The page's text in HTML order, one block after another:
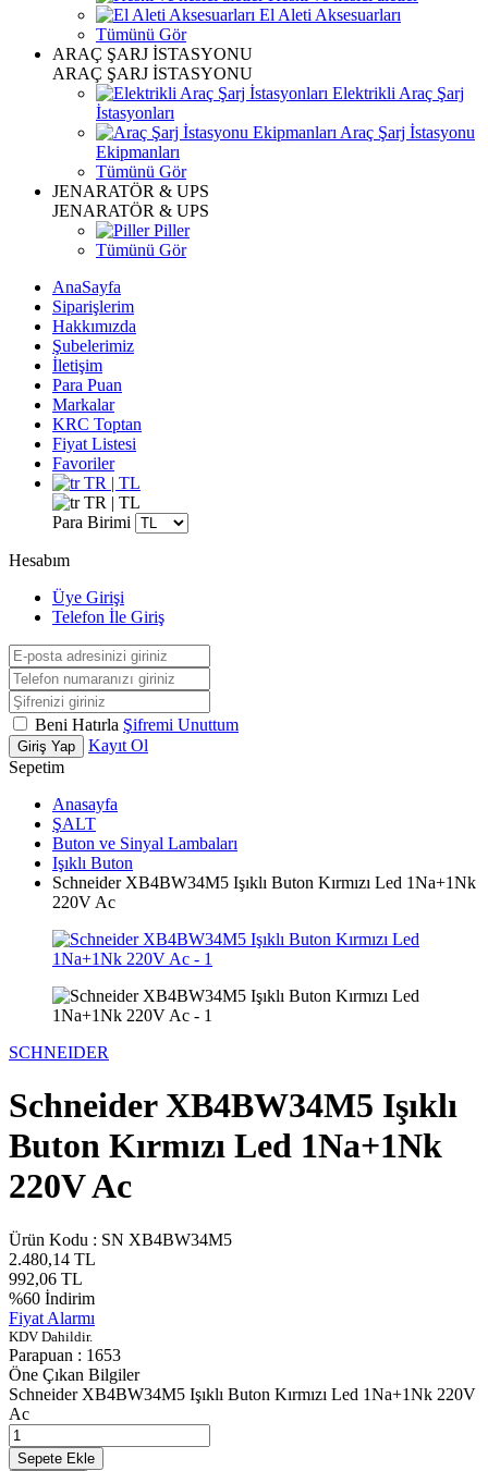
El Aleti Aksesuarları
Tümünü Gör
ARAÇ ŞARJ İSTASYONU
ARAÇ ŞARJ İSTASYONU
Elektrikli Araç Şarj
İstasyonları
Araç Şarj İstasyonu
Ekipmanları
Tümünü Gör
JENARATÖR & UPS
JENARATÖR & UPS
Piller
Tümünü Gör
AnaSayfa
Siparişlerim
Hakkımızda
Şubelerimiz
İletişim
Para Puan
Markalar
KRC Toptan
Fiyat Listesi
Favoriler
TR | TL
TR | TL
Para Birimi
Hesabım
Üye Girişi
Telefon İle Giriş
Beni Hatırla Şifremi Unuttum
Giriş Yap
Kayıt Ol
Sepetim
Anasayfa
ŞALT
Buton ve Sinyal Lambaları
Işıklı Buton
Schneider XB4BW34M5 Işıklı Buton Kırmızı Led 1Na+1Nk
220V Ac
SCHNEIDER
Schneider XB4BW34M5 Işıklı
Buton Kırmızı Led 1Na+1Nk
220V Ac
Ürün Kodu : SN XB4BW34M5
2.480,14 TL
992,06 TL
%60 İndirim
Fiyat Alarmı
KDV Dahildir.
Parapuan : 1653
Öne Çıkan Bilgiler
Schneider XB4BW34M5 Işıklı Buton Kırmızı Led 1Na+1Nk 220V
Ac
Sepete Ekle